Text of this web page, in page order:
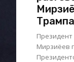
Трампа
Мирзиёев